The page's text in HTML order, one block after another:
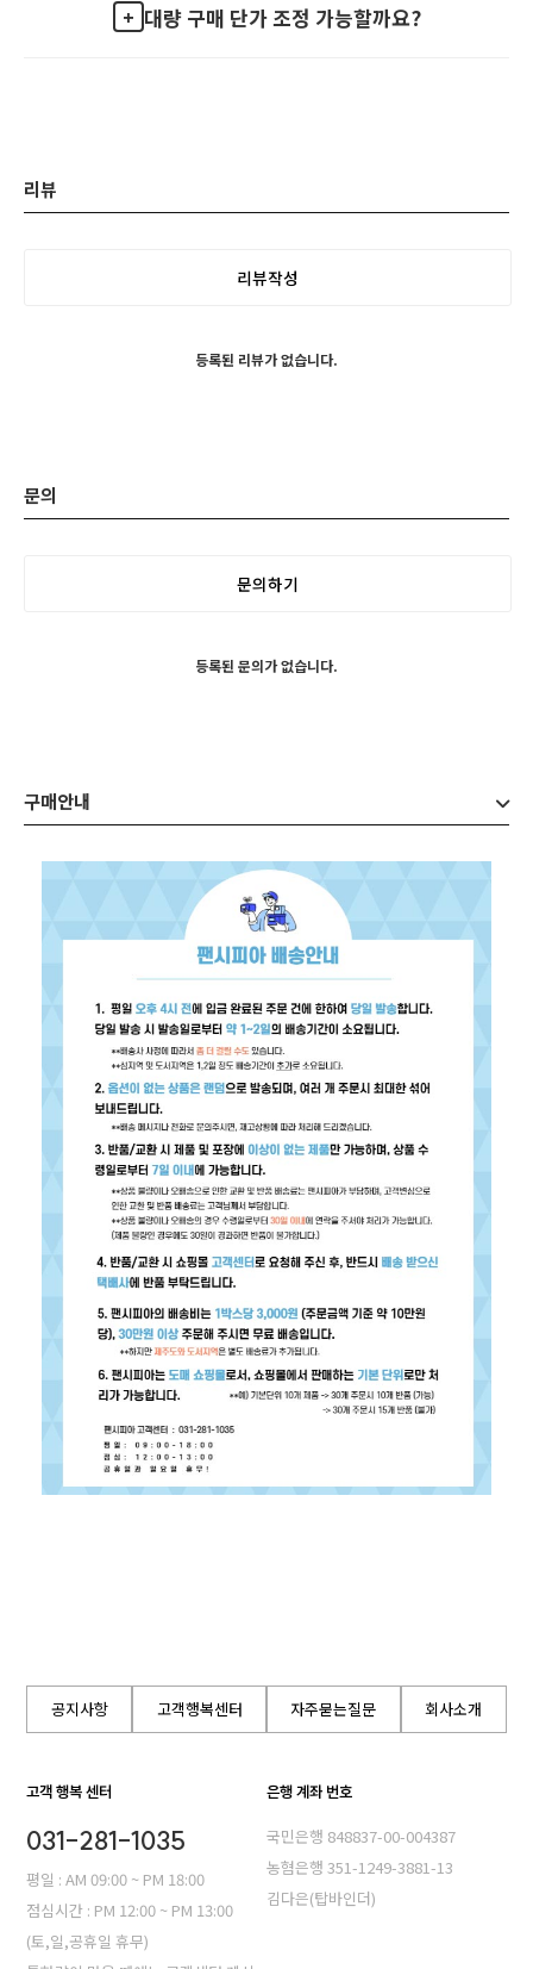
대량 구매 단가 조정 가능할까요?
리뷰
리뷰작성
등록된 리뷰가 없습니다.
문의
문의하기
등록된 문의가 없습니다.
구매안내
공지사항 고객행복센터 자주묻는질문 회사소개
고객 행복 센터
031-281-1035
평일 : AM 09:00 ~ PM 18:00
점심시간 : PM 12:00 ~ PM 13:00
(토,일,공휴일 휴무)
은행 계좌 번호
국민은행 848837-00-004387
농혐은행 351-1249-3881-13
김다은(탑바인더)